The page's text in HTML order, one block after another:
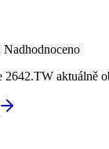
Nadhodnoceno
2642.TW aktuálně